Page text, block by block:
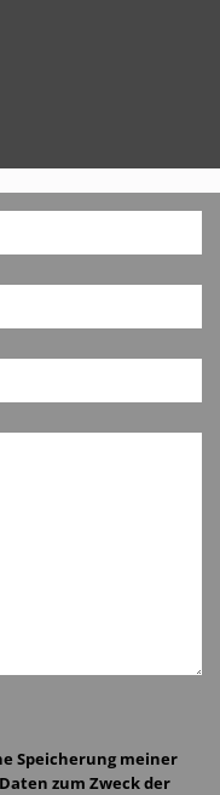
Speicherung meiner
zum Zweck der